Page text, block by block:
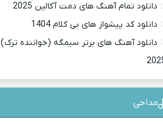
دانلود تمام آهنگ های دمت آکالین 2025
دانلود کد پیشواز های بی کلام 1404
دانلود آهنگ های برتر سیمگه (خواننده ترک)
مداحی